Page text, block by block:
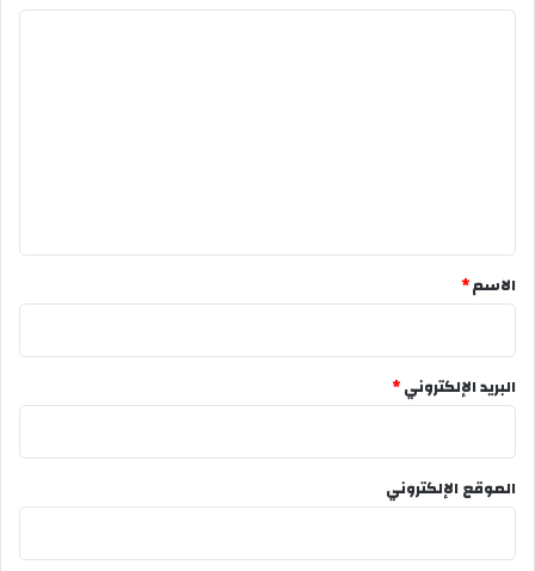
*
الاسم*
البريد الإلكتروني*
الموقع الإلكتروني